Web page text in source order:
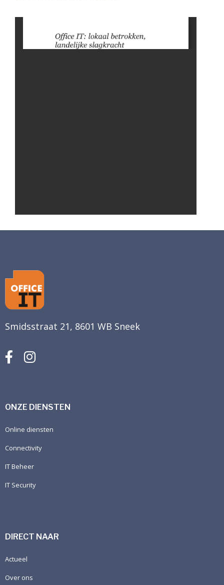
Smidsstraat 21, 8601 WB Sneek
ONZE DIENSTEN
Online diensten
Connectivity
IT Beheer
IT Security
DIRECT NAAR
Actueel
Over ons